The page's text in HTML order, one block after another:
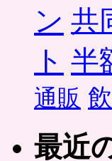
ン 共
ト 半
通販
最近